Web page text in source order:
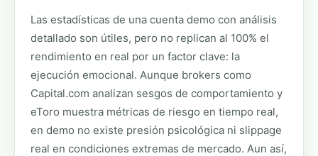
Las estadísticas de una cuenta demo con análisis
detallado son útiles, pero no replican al 100% el
rendimiento en real por un factor clave: la
ejecución emocional. Aunque brokers como
Capital.com analizan sesgos de comportamiento y
eToro muestra métricas de riesgo en tiempo real,
en demo no existe presión psicológica ni slippage
real en condiciones extremas de mercado. Aun así,